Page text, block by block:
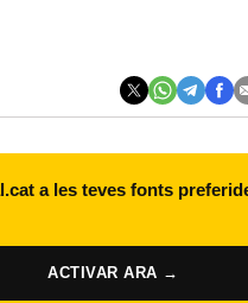
a les teves fonts
ACTIVAR ARA →